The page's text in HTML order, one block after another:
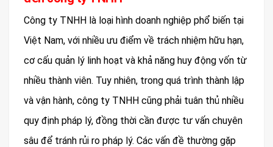
Công ty TNHH là loại hình doanh nghiệp phổ biến tại
Việt Nam, với nhiều ưu điểm về trách nhiệm hữu hạn,
cơ cấu quản lý linh hoạt và khả năng huy động vốn từ
nhiều thành viên. Tuy nhiên, trong quá trình thành lập
và vận hành, công ty TNHH cũng phải tuân thủ nhiều
quy định pháp lý, đồng thời cần được tư vấn chuyên
sâu để tránh rủi ro pháp lý. Các vấn đề thường gặp